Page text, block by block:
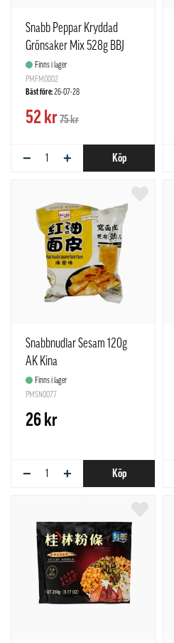
Snabb Peppar Kryddad
Grönsaker Mix 528g BBJ
Yumei Kina
Finns i lager
PMFM0002
Bäst före:26-07-28
52 kr75 kr
− + Köp
Snabbnudlar Sesam 120g
AK Kina
Finns i lager
PMSN0077
26 kr
− + Köp